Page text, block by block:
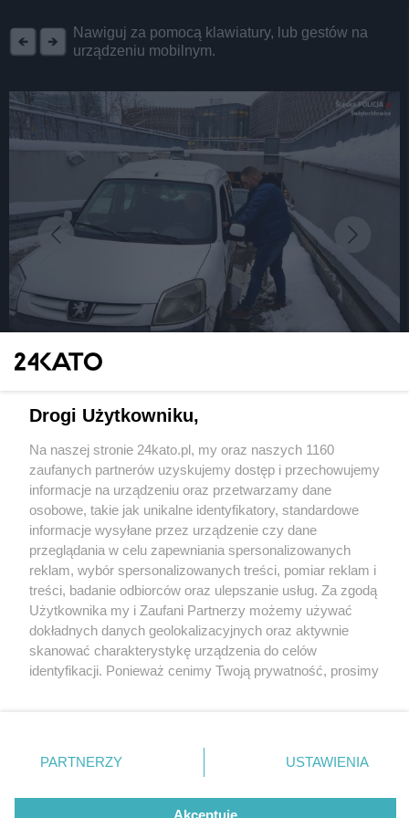
Nawiguj za pomocą klawiatury, lub gestów na
urządzeniu mobilnym.
Pijany w sztok przyjechał autem do Silesia City
małżeństwo policjantów. Zatrzymali pijaka
2 / 2
Zatrzymanie pijanego
kierowcy Katowice 1
Wróć do artykułu:
Pijany w sztok przyjechał autem do Silesia City
Wydawca mediów lokalnych
Nie zapomnij
zapoznać się z:
polityką prywatności regulamin korzystania z portali
Twojemiasto
Piekary Śląskie
Chorzów
Tarnowskie Góry
Gliwice
Skontakuj sięz nami
Kontakt
Wydawca
Redakcja
Drogi Użytkowniku,
Na naszej stronie 24kato.pl, my oraz naszych 1160
zaufanych partnerów uzyskujemy dostęp i przechowujemy
informacje na urządzeniu oraz przetwarzamy dane
osobowe, takie jak unikalne identyfikatory, standardowe
informacje wysyłane przez urządzenie czy dane
przeglądania w celu zapewniania spersonalizowanych
reklam, wybór spersonalizowanych treści, pomiar reklam i
treści, badanie odbiorców oraz ulepszanie usług. Za zgodą
Użytkownika my i Zaufani Partnerzy możemy używać
dokładnych danych geolokalizacyjnych oraz aktywnie
skanować charakterystykę urządzenia do celów
identyfikacji. Ponieważ cenimy Twoją prywatność, prosimy
prywatności znajdujący się w lewym dolnym rogu strony
. Niektóre rodzaje przetwarzania danych nie wymagają
zgody użytkownika, ale masz prawo sprzeciwić się
takiemu przetwarzaniu. Preferencje będą miały
PARTNERZY USTAWIENIA
Akceptuję